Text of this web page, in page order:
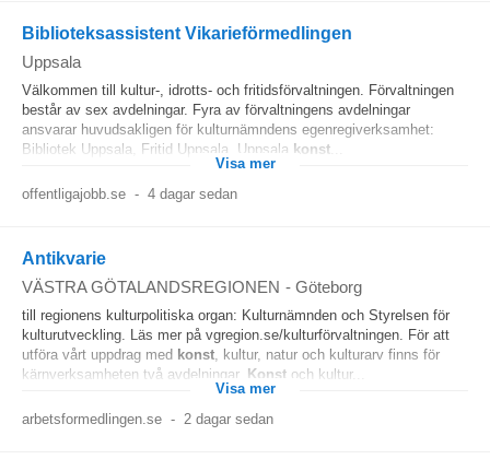
Biblioteksassistent Vikarieförmedlingen
Uppsala
Välkommen till kultur-, idrotts- och fritidsförvaltningen. Förvaltningen
består av sex avdelningar. Fyra av förvaltningens avdelningar
ansvarar huvudsakligen för kulturnämndens egenregiverksamhet:
Bibliotek Uppsala, Fritid Uppsala, Uppsala konst
Visa mer
offentligajobb.se - 4 dagar sedan
Antikvarie
VÄSTRA GÖTALANDSREGIONEN - Göteborg
till regionens kulturpolitiska organ: Kulturnämnden och Styrelsen för
kulturutveckling. Läs mer på vgregion.se/kulturförvaltningen. För att
utföra vårt uppdrag med konst, kultur, natur och kulturarv finns för
kärnverksamheten två avdelningar, Konst och kultur...
Visa mer
arbetsformedlingen.se - 2 dagar sedan